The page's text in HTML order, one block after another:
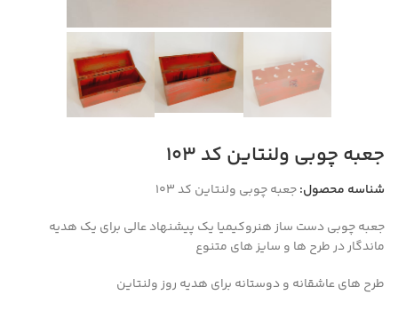
جعبه چوبی ولنتاین کد ۱۰۳
شناسه محصول:جعبه چوبی ولنتاین کد ۱۰۳
جعبه چوبی دست ساز هنروکیمیا یک پیشنهاد عالی برای یک هدیه
ماندگار در طرح ها و سایز های متنوع
طرح های عاشقانه و دوستانه برای هدیه روز ولنتاین